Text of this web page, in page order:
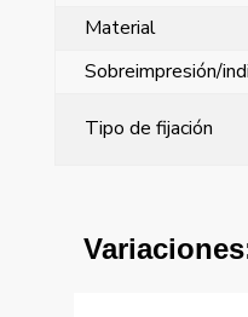
Material
Sobreimpresión/
Tipo de fijación